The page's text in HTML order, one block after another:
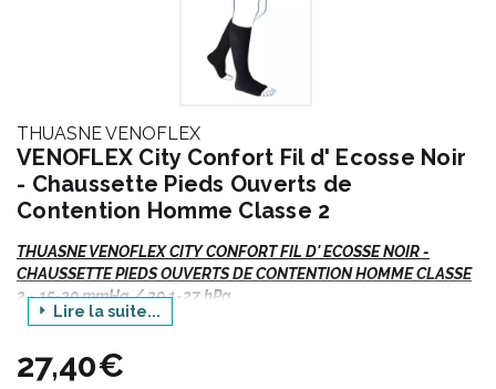
THUASNE VENOFLEX
VENOFLEX City Confort Fil d' Ecosse Noir
- Chaussette Pieds Ouverts de
Contention Homme Classe 2
THUASNE VENOFLEX CITY CONFORT FIL D' ECOSSE NOIR -
CHAUSSETTE PIEDS OUVERTS DE CONTENTION HOMME CLASSE
2 - 15-20 mmHg / 20.1-27 hPa
Ouverts.
Lire la suite...
27,40€